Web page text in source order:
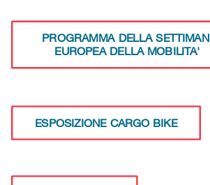
PROGRAMMA DELLA SETTIMAN
EUROPEA DELLA MOBILITA'
ESPOSIZIONE CARGO BIKE